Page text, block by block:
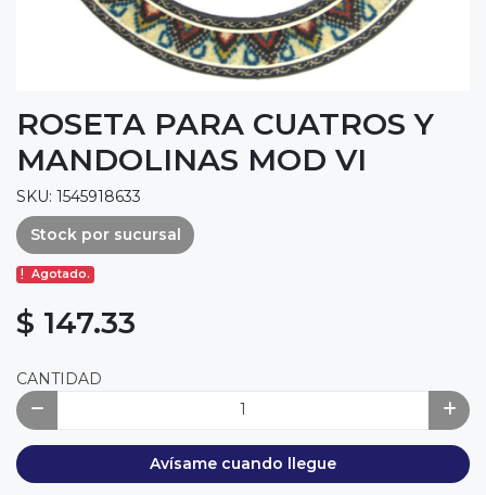
ROSETA PARA CUATROS Y
MANDOLINAS MOD VI
SKU: 1545918633
Stock por sucursal
Agotado.
$ 147.33
CANTIDAD
Avísame cuando llegue